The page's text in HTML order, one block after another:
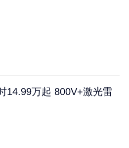
14.99万起 800V+激光雷